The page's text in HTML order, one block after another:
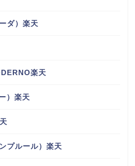
ダ）楽天
楽天
）楽天
プルール）楽天